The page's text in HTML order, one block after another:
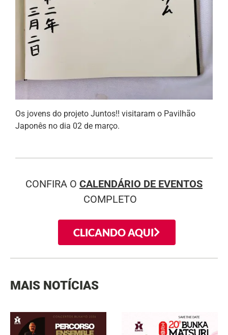
Os jovens do projeto Juntos!! visitaram o Pavilhão
Japonês no dia 02 de março.
CONFIRA O CALENDÁRIO DE EVENTOS
COMPLETO
CLICANDO AQUI
MAIS NOTÍCIAS